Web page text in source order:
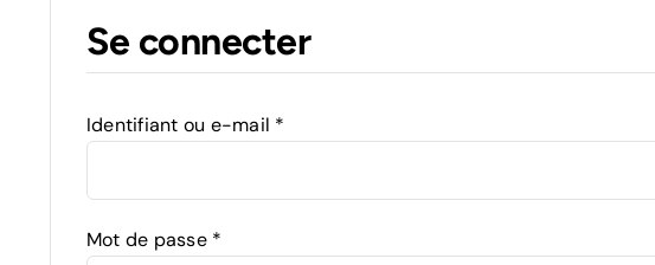
Se connecter
Identifiant ou e-mail *
Mot de passe *